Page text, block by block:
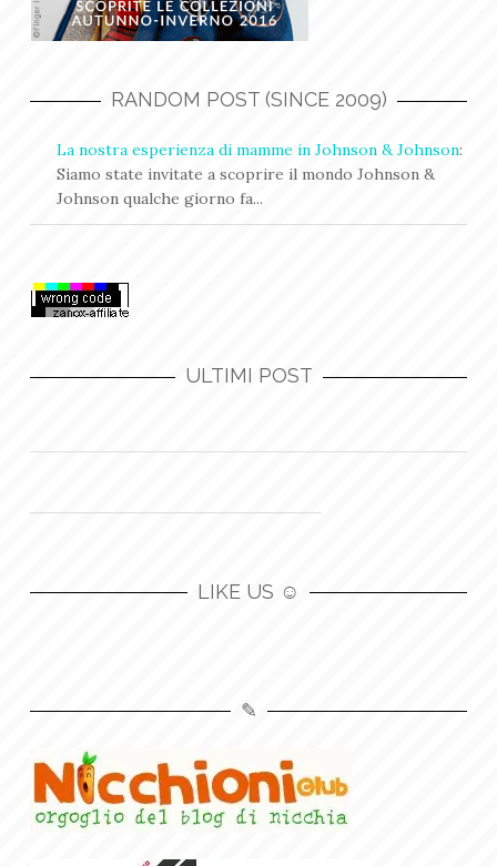
RANDOM POST (SINCE 2009)
La nostra esperienza di mamme in Johnson & Johnson:
Siamo state invitate a scoprire il mondo Johnson &
Johnson qualche giorno fa...
ULTIMI POST
LIKE US ☺
✎